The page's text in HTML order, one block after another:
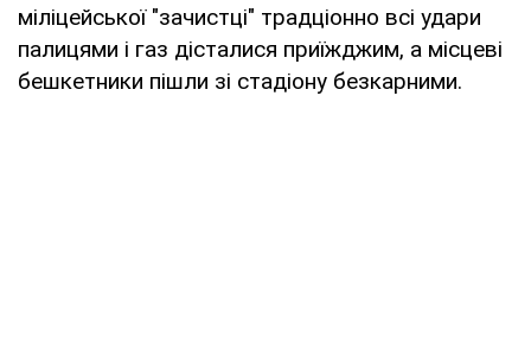
міліцейської "зачистці" традціонно всі удари
палицями і газ дісталися приїжджим, а місцеві
бешкетники пішли зі стадіону безкарними.